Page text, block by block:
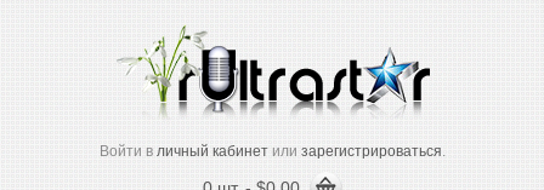
Войти в личный кабинетили зарегистрироваться.